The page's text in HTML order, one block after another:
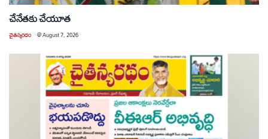
చేనేతకు చేయూత
చైతన్యరధం @August 7, 2026